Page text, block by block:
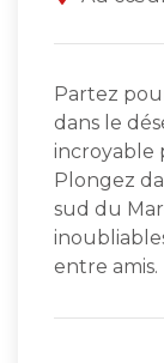
Partez
dans le
incroyable
Plongez
sud du
entre amis.